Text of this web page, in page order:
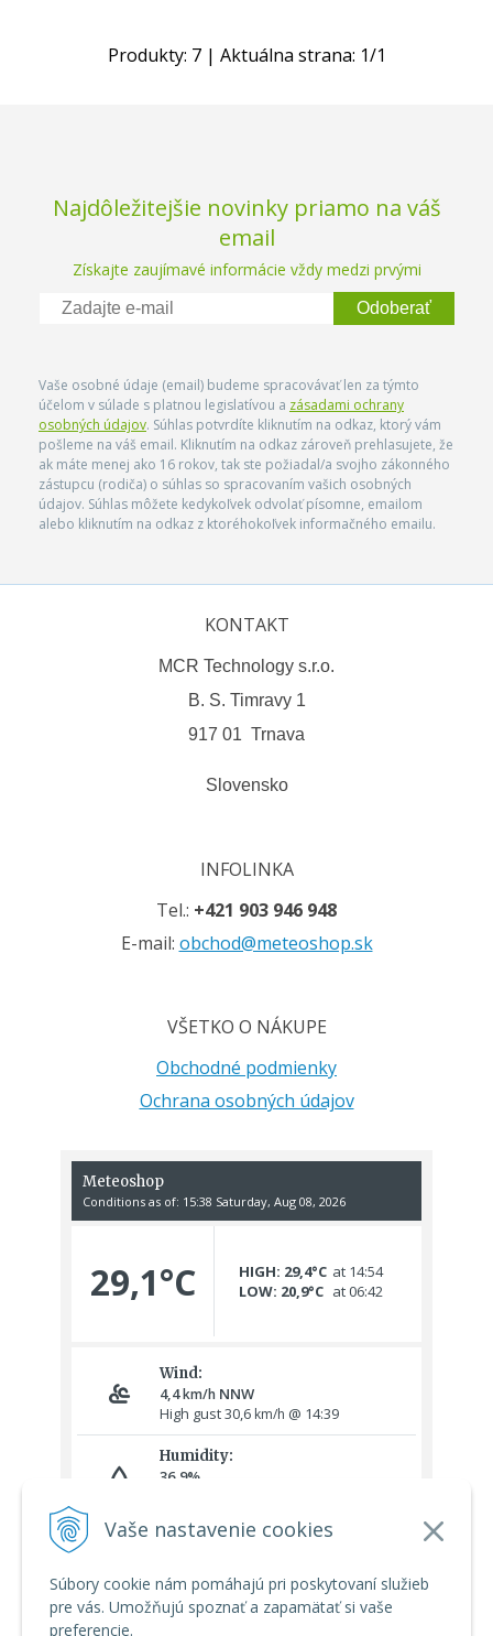
Vaše nastavenie cookies
Súbory cookie nám pomáhajú pri poskytovaní služieb
pre vás. Umožňujú spoznať a zapamätať si vaše
preferencie.
Produkty: 7| Aktuálna strana: 1/1
Najdôležitejšie novinky priamo na váš
email
Získajte zaujímavé informácie vždy medzi prvými
Odoberať
Vaše osobné údaje (email) budeme spracovávať len za týmto
účelom v súlade s platnou legislatívou a zásadami ochrany
osobných údajov. Súhlas potvrdíte kliknutím na odkaz, ktorý vám
pošleme na váš email. Kliknutím na odkaz zároveň prehlasujete, že
ak máte menej ako 16 rokov, tak ste požiadal/a svojho zákonného
zástupcu (rodiča) o súhlas so spracovaním vašich osobných
údajov. Súhlas môžete kedykoľvek odvolať písomne, emailom
alebo kliknutím na odkaz z ktoréhokoľvek informačného emailu.
KONTAKT
MCR Technology s.r.o.
B. S. Timravy 1
917 01 Trnava
Slovensko
INFOLINKA
Tel.: +421 903 946 948
E-mail: obchod@meteoshop.sk
VŠETKO O NÁKUPE
Obchodné podmienky
Ochrana osobných údajov